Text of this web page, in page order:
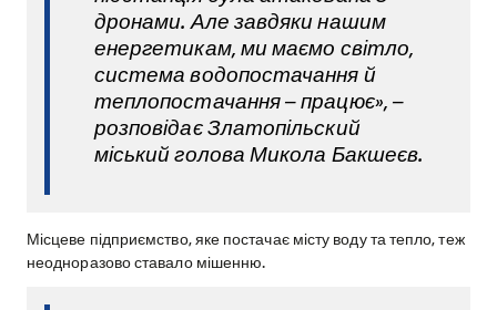
дронами. Але завдяки нашим
енергетикам, ми маємо світло,
система водопостачання й
теплопостачання – працює», –
розповідає Златопільский
міський голова Микола Бакшеєв.
Місцеве підприємство, яке постачає місту воду та тепло, теж
неодноразово ставало мішенню.